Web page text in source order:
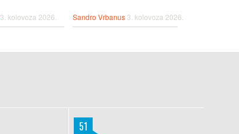
3. kolovoza 2026. Sandro Vrbanus 3. kolovoza 2026.
51